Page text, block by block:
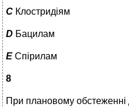
C Клостридіям
D Бацилам
E Спірилам
8
При плановому